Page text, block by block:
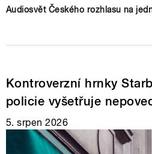
Audiosvět Českého rozhlasu na
Kontroverzní hrnky
policie vyšetřuje
5. srpen 2026